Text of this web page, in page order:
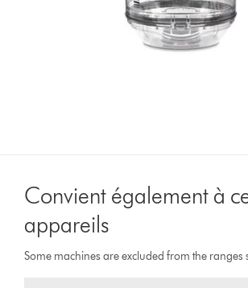
Convient également à
appareils
Some machines are excluded from the ranges